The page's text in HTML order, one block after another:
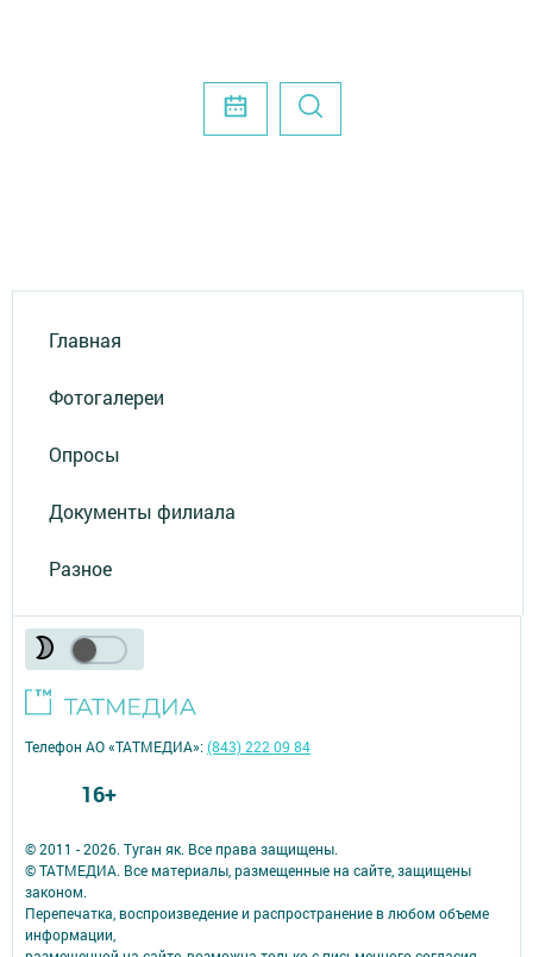
Главная
Фотогалереи
Опросы
Документы филиала
Разное
© 2011 - 2026. Туган як. Все права защищены.
© ТАТМЕДИА. Все материалы, размещенные на сайте, защищены
законом.
Перепечатка, воспроизведение и распространение в любом объеме
информации,
Телефон АО «ТАТМЕДИА»:(843) 222 09 84
16+